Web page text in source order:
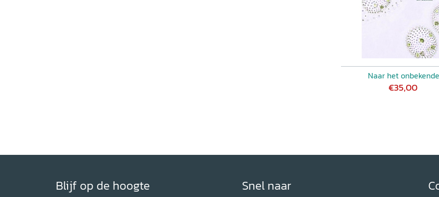
Naar het onbekende
€35,00
Blijf op de hoogte Snel naar